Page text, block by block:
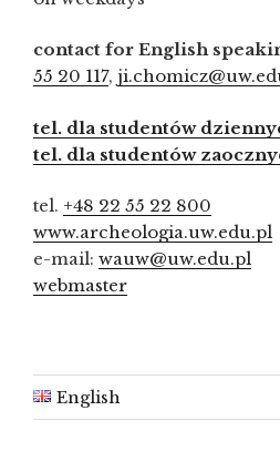
contact for English
55 20 117,
tel. dla studentów
tel. dla studentów
tel. +48 22 55 22 800
www.archeologia.uw.edu.pl
e-mail: wauw@uw.edu.pl
webmaster
English